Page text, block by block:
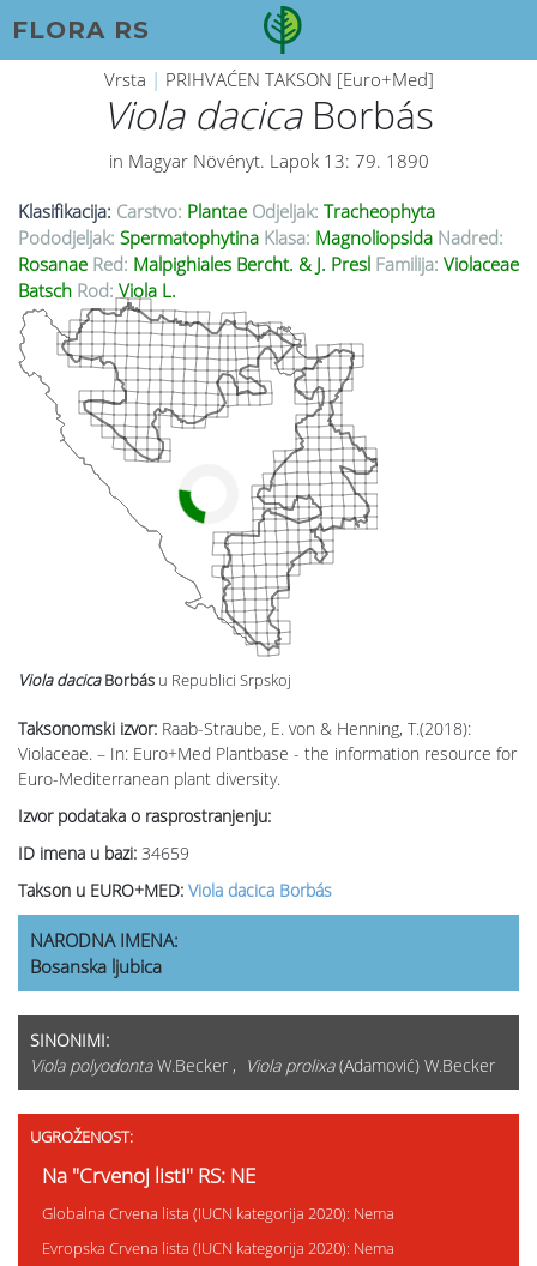
FLORA RS
Vrsta | PRIHVAĆEN TAKSON [Euro+Med]
Viola dacicaBorbás
in Magyar Növényt. Lapok 13: 79. 1890
Klasifikacija: Carstvo: Plantae Odjeljak: Tracheophyta
Pododjeljak: Spermatophytina Klasa: Magnoliopsida Nadred:
Rosanae Red: Malpighiales Bercht. & J. Presl Familija: Violaceae
Batsch Rod: Viola L.
Taksonomski izvor: Raab-Straube, E. von & Henning, T.(2018):
Violaceae. – In: Euro+Med Plantbase - the information resource for
Euro-Mediterranean plant diversity.
Izvor podataka o rasprostranjenju:
ID imena u bazi: 34659
Takson u EURO+MED: Viola dacica Borbás
Viola dacicaBorbás u Republici Srpskoj
NARODNA IMENA:
Bosanska ljubica
SINONIMI:
Viola polyodontaW.Becker , Viola prolixa(Adamović) W.Becker
UGROŽENOST:
Na "Crvenoj listi" RS: NE
Globalna Crvena lista (IUCN kategorija 2020): Nema
Evropska Crvena lista (IUCN kategorija 2020): Nema